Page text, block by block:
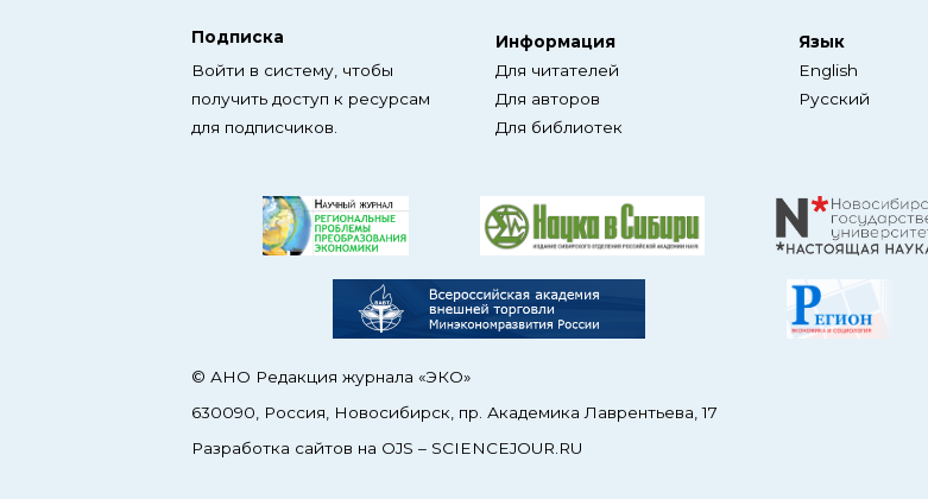
Подписка
Войти в систему, чтобы
получить доступ к ресурсам
для подписчиков.
Информация
Для читателей
Для авторов
Для библиотек
Язык
English
Русский
© АНО Редакция журнала «ЭКО»
630090, Россия, Новосибирск, пр. Академика Лаврентьева, 17
Разработка сайтов на OJS – SCIENCEJOUR.RU